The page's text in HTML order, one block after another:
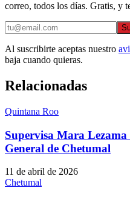
correo, todos los días. Gratis, y
Al suscribirte aceptas nuestro
baja cuando quieras.
Relacionadas
Quintana Roo
Supervisa Mara
General de Chetumal
11 de abril de 2026
Chetumal